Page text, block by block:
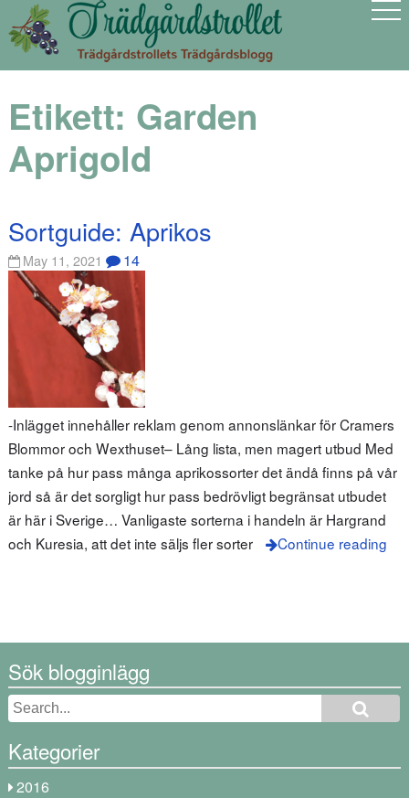
Etikett: Garden
Aprigold
Sortguide: Aprikos
May 11, 2021 14
-Inlägget innehåller reklam genom annonslänkar för Cramers
Blommor och Wexthuset– Lång lista, men magert utbud Med
tanke på hur pass många aprikossorter det ändå finns på vår
jord så är det sorgligt hur pass bedrövligt begränsat utbudet
är här i Sverige… Vanligaste sorterna i handeln är Hargrand
och Kuresia, att det inte säljs fler sorter
Continue reading
Sök blogginlägg
Kategorier
2016